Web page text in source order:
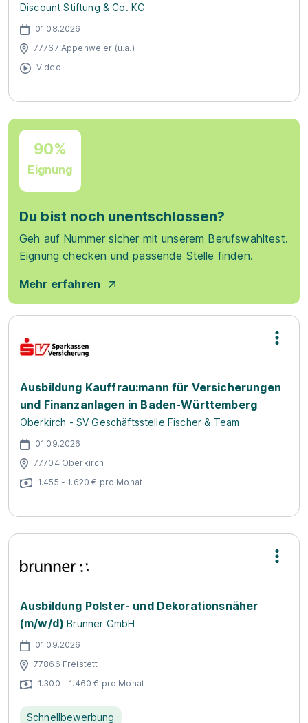
Discount Stiftung & Co. KG
01.08.2026
77767 Appenweier (u.a.)
Video
90%
Eignung
Du bist noch unentschlossen?
Geh auf Nummer sicher mit unserem Berufswahltest.
Eignung checken und passende Stelle finden.
Mehr erfahren
Ausbildung Kauffrau:mann für Versicherungen
und Finanzanlagen in Baden-Württemberg
Oberkirch - SV Geschäftsstelle Fischer & Team
01.09.2026
77704 Oberkirch
1.455 - 1.620 € pro Monat
Ausbildung Polster- und Dekorationsnäher
(m/w/d) Brunner GmbH
01.09.2026
77866 Freistett
1.300 - 1.460 € pro Monat
Schnellbewerbung